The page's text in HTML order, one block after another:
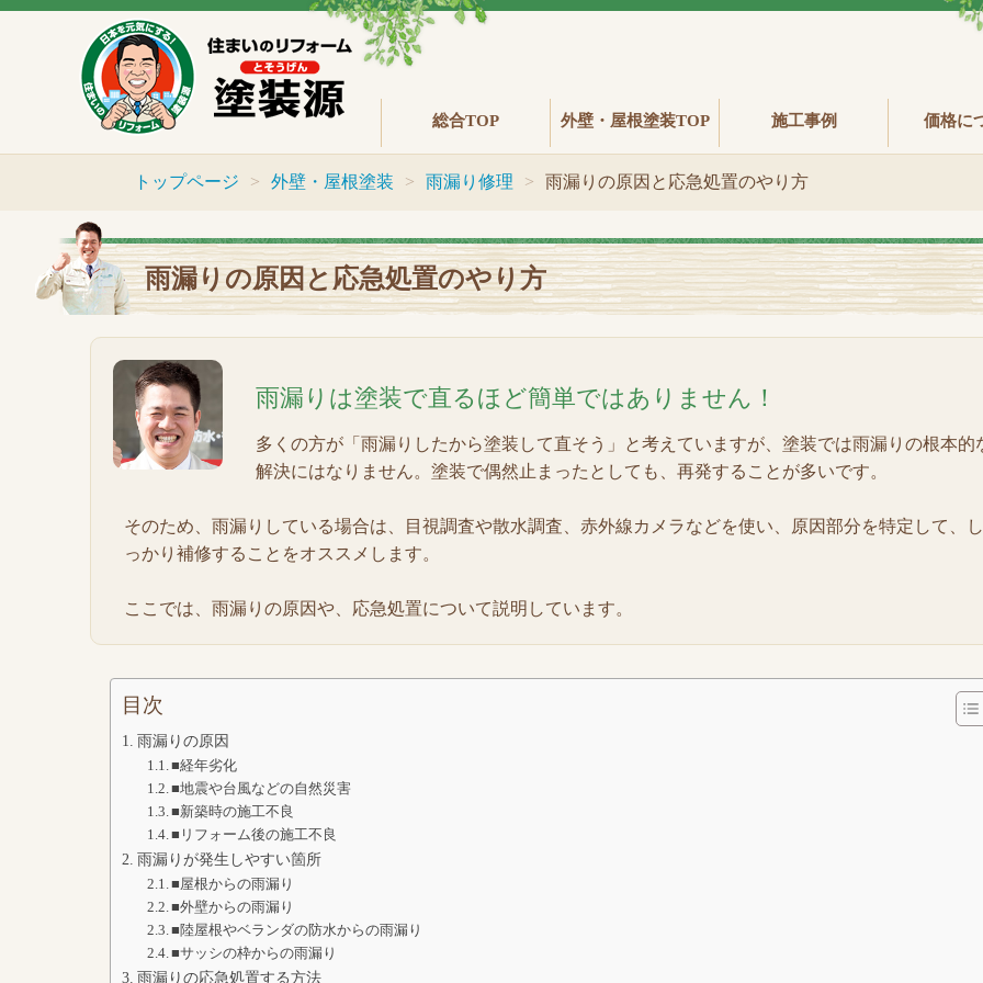
総合TOP 外壁・屋根塗装TOP 施工事例 価格に
トップページ 外壁・屋根塗装 雨漏り修理 雨漏りの原因と応急処置のやり方
雨漏りの原因と応急処置のやり方
雨漏りは塗装で直るほど簡単ではありません！
多くの方が「雨漏りしたから塗装して直そう」と考えていますが、塗装では雨漏りの根本的
解決にはなりません。塗装で偶然止まったとしても、再発することが多いです。
そのため、雨漏りしている場合は、目視調査や散水調査、赤外線カメラなどを使い、原因部分を特定して、し
っかり補修することをオススメします。
ここでは、雨漏りの原因や、応急処置について説明しています。
目次
雨漏りの原因
■経年劣化
■地震や台風などの自然災害
■新築時の施工不良
■リフォーム後の施工不良
雨漏りが発生しやすい箇所
■屋根からの雨漏り
■外壁からの雨漏り
■陸屋根やベランダの防水からの雨漏り
■サッシの枠からの雨漏り
雨漏りの応急処置する方法